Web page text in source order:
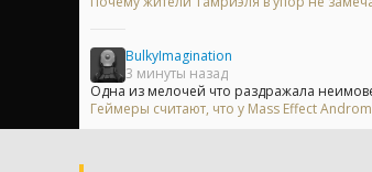
BulkyImagination
3 минуты назад
Одна из мелочей что раздражала
Геймеры считают, что у Mass Effect